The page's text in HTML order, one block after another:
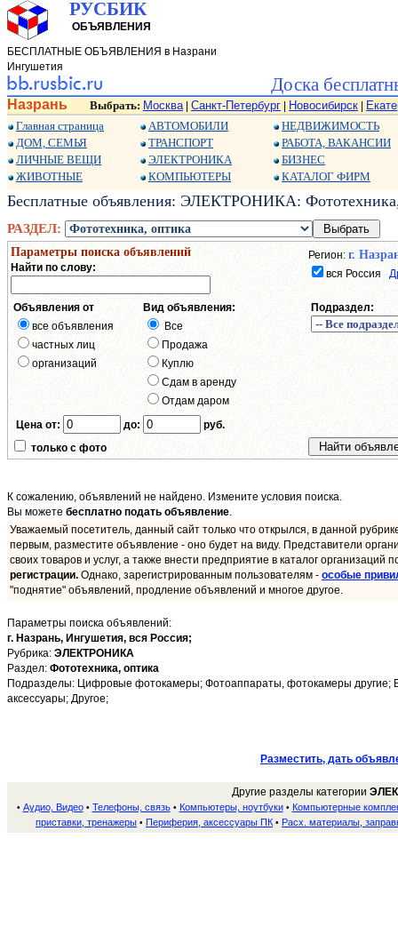
РУСБИК
ОБЪЯВЛЕНИЯ
БЕСПЛАТНЫЕ ОБЪЯВЛЕНИЯ в Назрани
Ингушетия
Доска
Назрань Выбрать: Москва| Санкт-Петербург Новосибирск
Главная страница
ДОМ, СЕМЬЯ
ЛИЧНЫЕ ВЕЩИ
ЖИВОТНЫЕ
АВТОМОБИЛИ
ТРАНСПОРТ
ЭЛЕКТРОНИКА
КОМПЬЮТЕРЫ
НЕДВИЖИМОСТЬ
РАБОТА, ВАКАНСИИ
БИЗНЕС
КАТАЛОГ ФИРМ
Бесплатные объявления: ЭЛЕКТРОНИКА:
РАЗДЕЛ:
Параметры поиска объявлений
Найти по слову:
Регион: г.
вся Россия
Объявления от
все объявления
частных лиц
организаций
Вид объявления:
Все
Продажа
Куплю
Сдам в аренду
Отдам даром
Подраздел:
Цена от: до:
руб.
только с фото
К сожалению, объявлений не найдено. Измените условия поиска.
Вы можете бесплатно подать объявление.
Уважаемый посетитель, данный сайт только что открылся, в данной
первым, разместите объявление - оно будет на виду. Представители
своих товаров и услуг, а также внести предприятие в каталог организаций
регистрации. Однако, зарегистрированным пользователям - особые
"поднятие" объявлений, продление объявлений и многое другое.
Параметры поиска объявлений:
г. Назрань, Ингушетия, вся Россия;
Рубрика: ЭЛЕКТРОНИКА
Раздел: Фототехника, оптика
Подразделы: Цифровые фотокамеры; Фотоаппараты, фотокамеры другие;
аксессуары; Другое;
Разместить, дать
Другие разделы категории
• Аудио, Видео• Телефоны, связь• Компьютеры, ноутбуки• Компьютерные
приставки, тренажеры • Периферия, аксессуары ПК • Расх. материалы,